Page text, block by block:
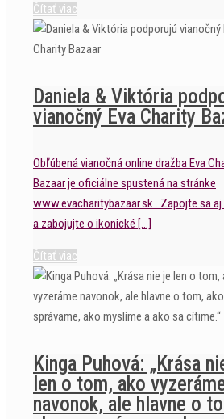
Čítať viac
Daniela & Viktória
vianočný Eva Charity
Obľúbená vianočná online dražba Eva
Bazaar je oficiálne spustená na stránke
www.evacharitybazaar.sk . Zapojte sa aj
a zabojujte o ikonické […]
Čítať viac
Kinga Puhová: „Krása
len o tom, ako
navonok, ale hlavne o